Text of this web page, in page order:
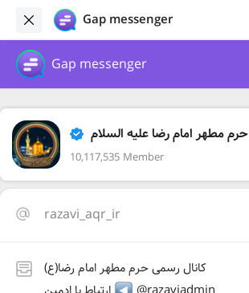
Gap messenger
Gap messenger
حرم مطهر امام رضا علیه السلام
10,117,535 Member
razavi_aqr_ir
کانال رسمی حرم مطهر امام رضا(ع)